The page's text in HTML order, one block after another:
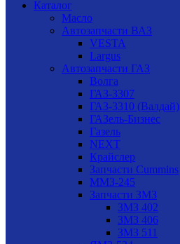
Каталог
Масло
Автозапчасти ВАЗ
VESTA
Largus
Автозапчасти ГАЗ
Волга
ГАЗ-3307
ГАЗ-3310 (Валдай)
ГАЗель-Бизнес
Газель
NEXT
Крайслер
Запчасти Cummins
ММЗ-245
Запчасти ЗМЗ
ЗМЗ 402
ЗМЗ 406
ЗМЗ 511